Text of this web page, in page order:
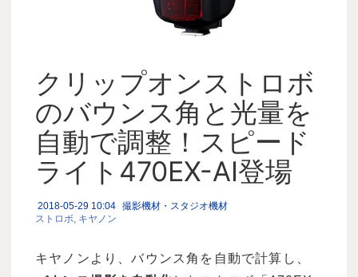
クリップオンストロボ
のバウンス角と光量を
自動で調整！スピード
ライト470EX-AI登場
2018-05-29 10:04 撮影機材・スタジオ機材
ストロボ キヤノン
キヤノンより、バウンス角を自動で計算し、